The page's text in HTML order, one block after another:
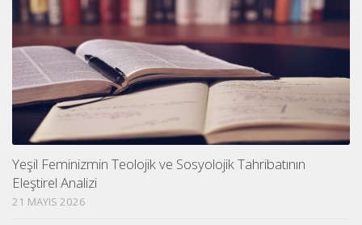
Yeşil Feminizmin Teolojik ve Sosyolojik Tahribatının
Eleştirel Analizi
21 MAYIS 2026